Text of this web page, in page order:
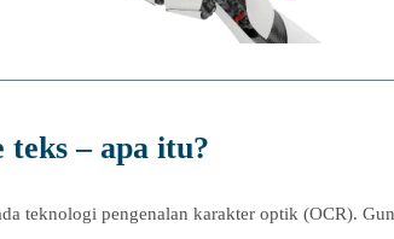
– apa itu?
teknologi pengenalan karakter optik (OCR).